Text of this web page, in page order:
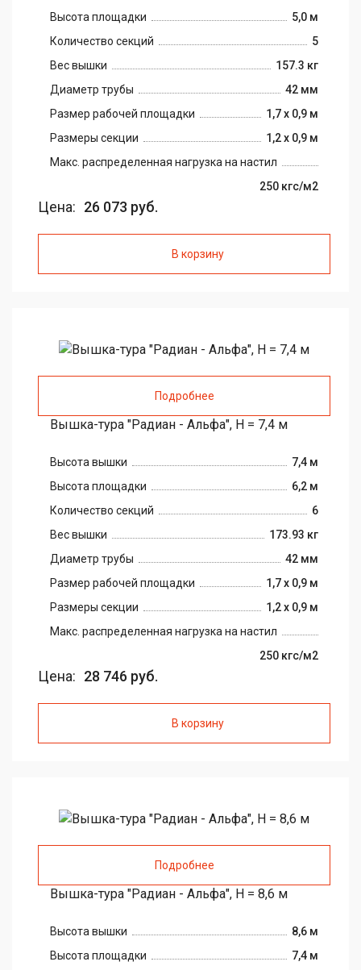
Высота площадки
5,0 м
Количество секций
5
Вес вышки
157.3 кг
Диаметр трубы
42 мм
Размер рабочей площадки
1,7 х 0,9 м
Размеры секции
1,2 х 0,9 м
Макс. распределенная нагрузка на настил
250 кгс/м2
Цена: 26 073 руб.
В корзину
Подробнее
Вышка-тура "Радиан - Альфа", H = 7,4 м
Высота вышки
7,4 м
Высота площадки
6,2 м
Количество секций
6
Вес вышки
173.93 кг
Диаметр трубы
42 мм
Размер рабочей площадки
1,7 х 0,9 м
Размеры секции
1,2 х 0,9 м
Макс. распределенная нагрузка на настил
250 кгс/м2
Цена: 28 746 руб.
В корзину
Подробнее
Вышка-тура "Радиан - Альфа", H = 8,6 м
Высота вышки
8,6 м
Высота площадки
7,4 м